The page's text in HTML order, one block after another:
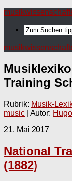
Training
Rubrik: Musik-
music | Autor:
21. Mai 2017
National
(1882)